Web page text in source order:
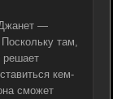
—
там,
решает
кем-
сможет